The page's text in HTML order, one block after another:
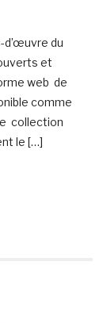
d’œuvre du
et
web de
comme
collection
le […]